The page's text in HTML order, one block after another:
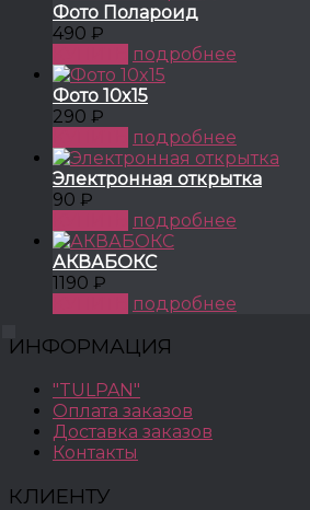
Фото Полароид
490 ₽
подробнее
Фото 10x15
290 ₽
подробнее
Электронная открытка
90 ₽
подробнее
АКВАБОКС
1190 ₽
подробнее
ИНФОРМАЦИЯ
"TULPAN"
Оплата заказов
Доставка заказов
Контакты
КЛИЕНТУ